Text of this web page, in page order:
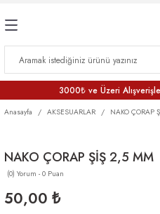
3000₺ ve Üzeri
Anasayfa AKSESUARLAR NAKO ÇORAP
NAKO ÇORAP ŞİŞ 2,5 MM
(0) Yorum - 0 Puan
50,00 ₺